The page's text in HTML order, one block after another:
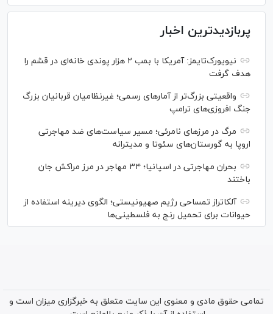
پربازدیدترین اخبار
نیویورک‌تایمز: آمریکا با بمب ۲ هزار پوندی خانه‌ای در قشم را
هدف گرفت
واقعیتی بزرگ‌تر از آمار‌های رسمی؛ غیرنظامیان قربانیان بزرگ
جنگ افروزی‌های ترامپ
مرگ در مرز‌های نامرئی؛ مسیر سیاست‌های ضد مهاجرتی
اروپا به گورستان‌های سئوتا و مدیترانه
بحران مهاجرتی در اسپانیا؛ ۳۴ مهاجر در مرز مراکش جان
باختند
آلکاتراز تمساحی رژیم صهیونیستی؛ الگوی دیرینه استفاده از
حیوانات برای تحمیل رنج به فلسطینی‌ها
تمامی حقوق مادی و معنوی این سایت متعلق به خبرگزاری میزان است و